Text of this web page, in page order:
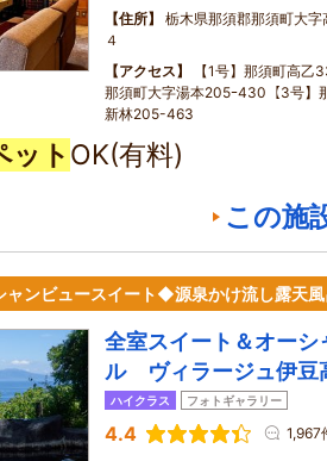
住所
栃木県那須郡那須町大
４
アクセス
【1号】那須町高
那須町大字湯本205ｰ430【3号】
新林205-463
ット OK(有料)
この施
ャンビュースイート◆源泉かけ流し露天
全室スイート＆オーシ
ル ヴィラージュ伊豆
ハイクラス フォトギャラリー
4.4 1,967